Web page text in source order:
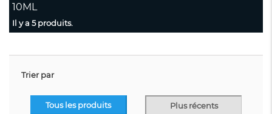
10ML
Il y a 5 produits.
Trier par
Tous les produits Plus récents